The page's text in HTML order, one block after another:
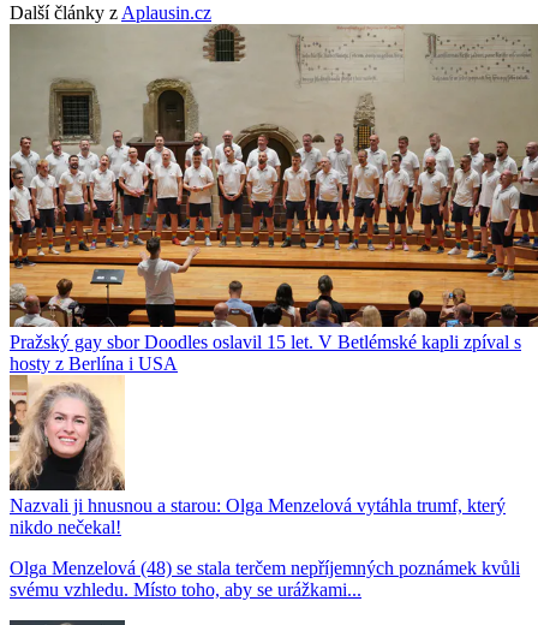
Další články z Aplausin.cz
Pražský gay sbor Doodles oslavil 15 let. V Betlémské kapli zpíval s
hosty z Berlína i USA
Nazvali ji hnusnou a starou: Olga Menzelová vytáhla trumf, který
nikdo nečekal!
Olga Menzelová (48) se stala terčem nepříjemných poznámek kvůli
svému vzhledu. Místo toho, aby se urážkami...